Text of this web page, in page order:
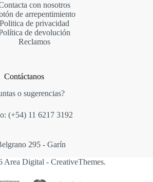
con nosotros
de arrepentimiento
Politica de privacidad
de devolución
Reclamos
Contáctanos
o sugerencias?
(+54) 11 6217 3192
295 - Garín
Area Digital - CreativeThemes.